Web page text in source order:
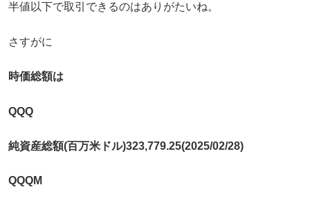
半値以下で取引できるのはありがたいね。
さすがに
時価総額は
QQQ
純資産総額(百万米ドル)323,779.25(2025/02/28)
QQQM